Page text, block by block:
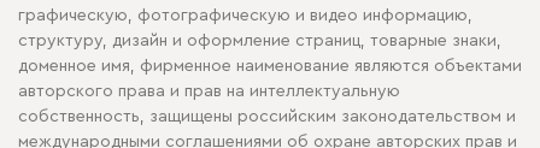
графическую, фотографическую и видео информацию,
структуру, дизайн и оформление страниц, товарные знаки,
доменное имя, фирменное наименование являются объектами
авторского права и прав на интеллектуальную
собственность, защищены российским законодательством и
международными соглашениями об охране авторских прав и